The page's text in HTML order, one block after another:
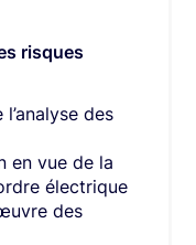
risques
des
en vue de la
électrique
des